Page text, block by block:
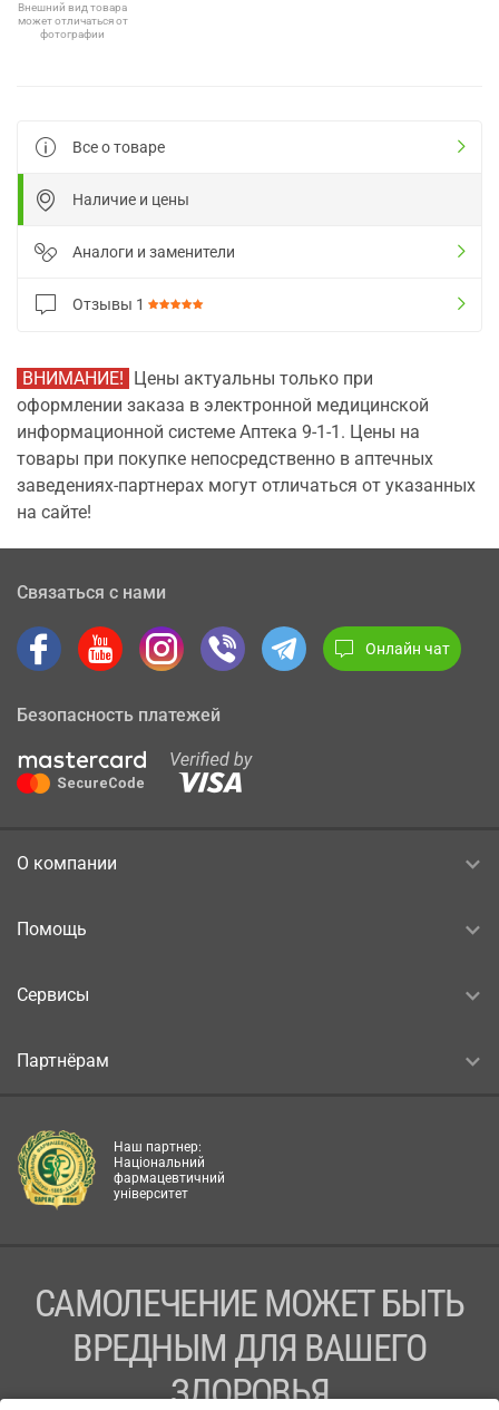
Внешний вид товара
может отличаться от
фотографии
Все о товаре
Наличие и цены
Аналоги и заменители
Отзывы 1
ВНИМАНИЕ! Цены актуальны только при
оформлении заказа в электронной медицинской
информационной системе Аптека 9-1-1. Цены на
товары при покупке непосредственно в аптечных
заведениях-партнерах могут отличаться от указанных
на сайте!
Связаться с нами
Онлайн чат
Безопасность платежей
О компании
Помощь
Сервисы
Партнёрам
Наш партнер:
Національний
фармацевтичний
університет
САМОЛЕЧЕНИЕ МОЖЕТ БЫТЬ
ВРЕДНЫМ ДЛЯ ВАШЕГО
ЗДОРОВЬЯ